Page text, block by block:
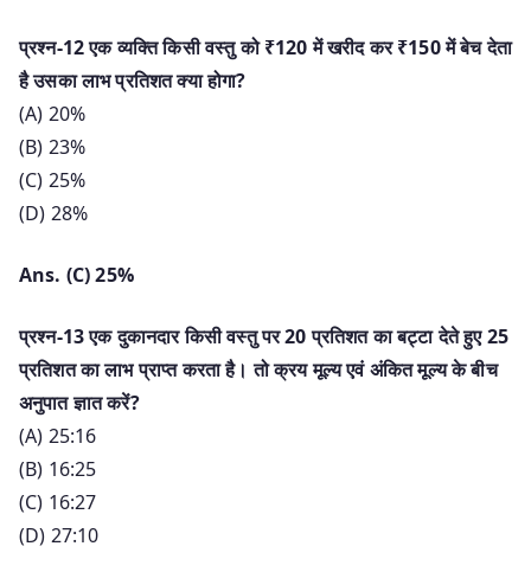
प्रश्न-12 एक व्यक्ति किसी वस्तु को ₹120 में खरीद कर ₹150 में बेच देता
है उसका लाभ प्रतिशत क्या होगा?
(A) 20%
(B) 23%
(C) 25%
(D) 28%
Ans. (C) 25%
प्रश्न-13 एक दुकानदार किसी वस्तु पर 20 प्रतिशत का बट्टा देते हुए 25
प्रतिशत का लाभ प्राप्त करता है। तो क्रय मूल्य एवं अंकित मूल्य के बीच
अनुपात ज्ञात करें?
(A) 25:16
(B) 16:25
(C) 16:27
(D) 27:10